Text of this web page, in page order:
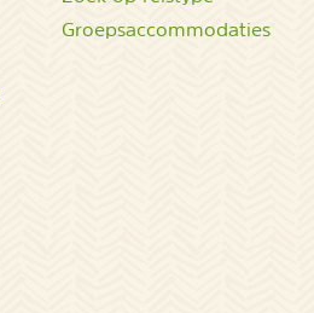
Groepsaccommodaties